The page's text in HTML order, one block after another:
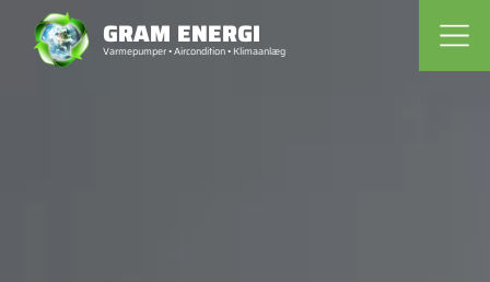
GRAM ENERGI
Varmepumper • Aircondition • Klimaanlæg